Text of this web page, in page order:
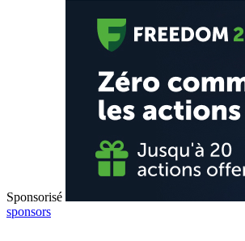
Sponsorisé
sponsors